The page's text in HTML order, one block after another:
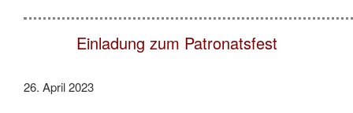
Einladung zum Patronatsfest
26. April 2023